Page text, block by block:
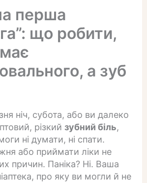
перша
що робити,
а зуб
ніч, субота, або ви далеко
різкий зубний біль,
ні думати, ні спати.
або приймати ліки не
причин. Паніка? Ні. Ваша
про яку ви могли й не